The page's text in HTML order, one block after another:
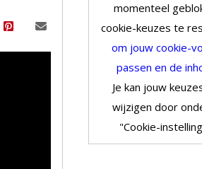
momenteel
cookie-keuzes te
om jouw cookie-
passen en de
Je kan jouw
wijzigen door
"Cookie-